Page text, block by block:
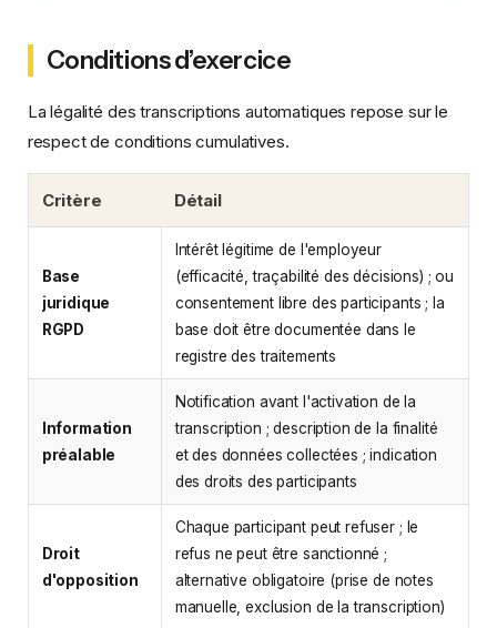
Conditions d’exercice
La légalité des transcriptions automatiques repose sur le
respect de conditions cumulatives.
Critère Détail
Base
juridique
RGPD
Intérêt légitime de l'employeur
(efficacité, traçabilité des décisions) ; ou
consentement libre des participants ; la
base doit être documentée dans le
registre des traitements
Information
préalable
Notification avant l'activation de la
transcription ; description de la finalité
et des données collectées ; indication
des droits des participants
Droit
d'opposition
Chaque participant peut refuser ; le
refus ne peut être sanctionné ;
alternative obligatoire (prise de notes
manuelle, exclusion de la transcription)